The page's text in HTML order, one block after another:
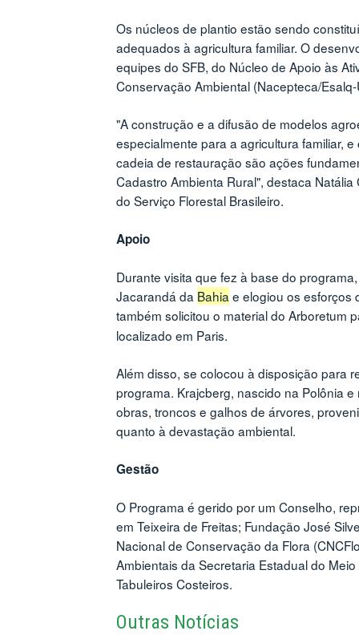
Os núcleos de plantio estão sendo
adequados à agricultura familiar. O
equipes do SFB, do Núcleo de Apoio às
Conservação Ambiental (Nacepteca/
"A construção e a difusão de modelos
especialmente para a agricultura familiar,
cadeia de restauração são ações
Cadastro Ambienta Rural", destaca
do Serviço Florestal Brasileiro.
Apoio
Durante visita que fez à base do
Jacarandá da Bahia e elogiou os esforços
também solicitou o material do Arboretum
localizado em Paris.
Além disso, se colocou à disposição para
programa. Krajcberg, nascido na Polônia
obras, troncos e galhos de árvores,
quanto à devastação ambiental.
Gestão
O Programa é gerido por um Conselho,
em Teixeira de Freitas; Fundação José
Nacional de Conservação da Flora
Ambientais da Secretaria Estadual do
Tabuleiros Costeiros.
Outras Notícias